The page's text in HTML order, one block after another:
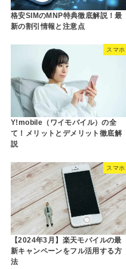
格安SIMのMNP特典徹底解説！最
新の割引情報と注意点
スマホ
Y!mobile（ワイモバイル）の全
て！メリットとデメリット徹底解
説
スマホ
【2024年3月】楽天モバイルの最
新キャンペーンをフル活用する方
法